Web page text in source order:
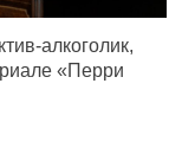
алкоголик,
«Перри